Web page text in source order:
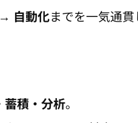
自動化までを一気通
蓄積・分析。